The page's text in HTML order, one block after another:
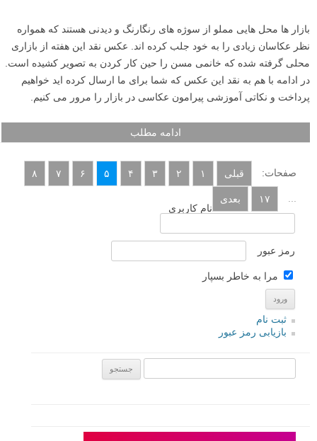
بازار ها محل هایی مملو از سوژه های رنگارنگ و دیدنی هستند که همواره
نظر عکاسان زیادی را به خود جلب کرده اند. عکس نقد این هفته از بازاری
محلی گرفته شده که خانمی مسن را حین کار کردن به تصویر کشیده است.
در ادامه با هم به نقد این عکس که شما برای ما ارسال کرده اید خواهیم
پرداخت و نکاتی آموزشی پیرامون عکاسی در بازار را مرور می کنیم.
ادامه مطلب
صفحات: قبلی ۱ ۲ ۳ ۴ ۵ ۶ ۷ ۸
۱۷
بعدی
نام کاربری
رمز عبور
مرا به خاطر بسپار
ثبت نام
بازیابی رمز عبور